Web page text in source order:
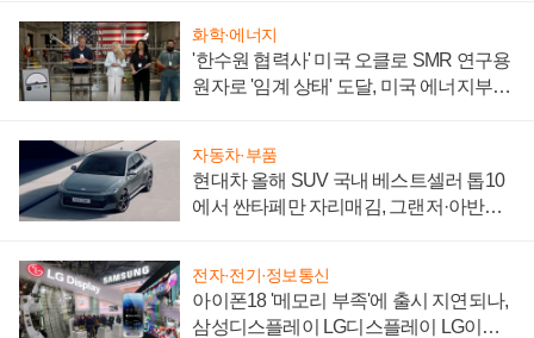
화학·에너지
'한수원 협력사' 미국 오클로 SMR 연구용
원자로 '임계 상태' 도달, 미국 에너지부
자동차·부품
현대차 올해 SUV 국내 베스트셀러 톱10
에서 싼타페만 자리매김, 그랜저·아반떼
전자·전기·정보통신
아이폰18 '메모리 부족'에 출시 지연되나,
삼성디스플레이 LG디스플레이 LG이노